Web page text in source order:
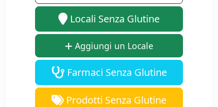
Locali Senza Glutine
Aggiungi un Locale
Farmaci Senza Glutine
Prodotti Senza Glutine